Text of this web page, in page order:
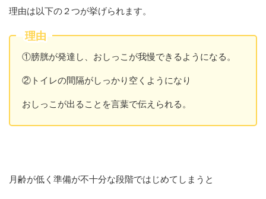
理由は以下の２つが挙げられます。
理由
①膀胱が発達し、おしっこが我慢できるようになる。
②トイレの間隔がしっかり空くようになり
おしっこが出ることを言葉で伝えられる。
月齢が低く準備が不十分な段階ではじめてしまうと